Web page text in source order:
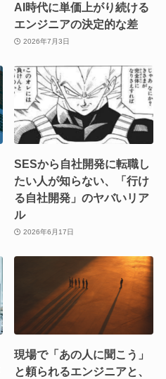
AI時代に単価上がり続ける
エンジニアの決定的な差
2026年7月3日
SESから自社開発に転職し
たい人が知らない、「行け
る自社開発」のヤバいリア
ル
2026年6月17日
現場で「あの人に聞こう」
と頼られるエンジニアと、